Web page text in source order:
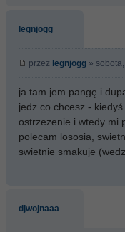
legnjogg
przez legnjogg »
ja tam jem pangę i
jedz co chcesz -
ostrzezenie i wtedy mi
polecam lososia,
swietnie smakuje
djwojnaaa